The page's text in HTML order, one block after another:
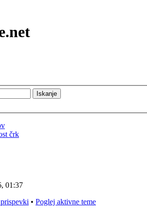
črk
01:37
• Poglej aktivne teme